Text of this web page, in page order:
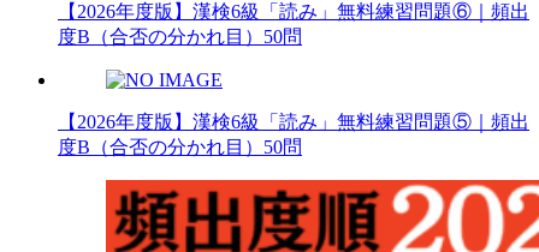
【2026年度版】漢検6級「読み」無料練習問題⑥｜頻出
度B（合否の分かれ目）50問
【2026年度版】漢検6級「読み」無料練習問題⑤｜頻出
度B（合否の分かれ目）50問